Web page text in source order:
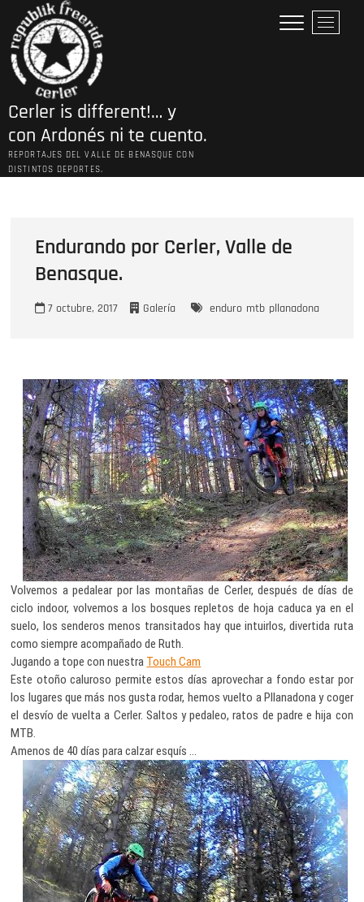
contenido
Cerler is different!… y
con Ardonés ni te cuento.
REPORTAJES DEL VALLE DE BENASQUE CON
DISTINTOS DEPORTES.
B
o
e
Endurando por Cerler, Valle de
Benasque.
7 octubre, 2017 Galería enduro mtb pllanadona
Volvemos a pedalear por las montañas de Cerler, después de días de
ciclo indoor, volvemos a los bosques repletos de hoja caduca ya en el
suelo, los senderos menos transitados hay que intuirlos, divertida ruta
como siempre acompañado de Ruth.
Jugando a tope con nuestra Touch Cam
Este otoño caluroso permite estos días aprovechar a fondo estar por
los lugares que más nos gusta rodar, hemos vuelto a Pllanadona y coger
el desvío de vuelta a Cerler. Saltos y pedaleo, ratos de padre e hija con
MTB.
Amenos de 40 días para calzar esquís …